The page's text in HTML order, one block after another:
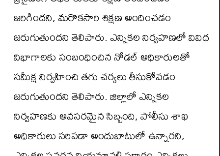
జరిగిందని, మరొకసారి శిక్షణ అందించడం
జరుగుతుందని తెలిపారు. ఎన్నికల నిర్వహణలో వివిధ
విభాగాలకు సంబంధించిన నోడల్ అధికారులతో
సమీక్ష నిర్వహించి తగు చర్యలు తీసుకోవడం
జరుగుతుందని తెలిపారు. జిల్లాలో ఎన్నికల
నిర్వహణకు అవసరమైన సిబ్బంది, పోలీసు శాఖ
అధికారులు సరిపడా అందుబాటులో ఉన్నారని,